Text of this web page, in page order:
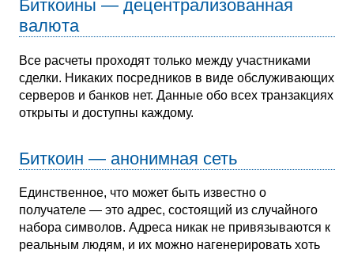
Биткоины — децентрализованная
валюта
Все расчеты проходят только между участниками
сделки. Никаких посредников в виде обслуживающих
серверов и банков нет. Данные обо всех транзакциях
открыты и доступны каждому.
Биткоин — анонимная сеть
Единственное, что может быть известно о
получателе — это адрес, состоящий из случайного
набора символов. Адреса никак не привязываются к
реальным людям, и их можно нагенерировать хоть